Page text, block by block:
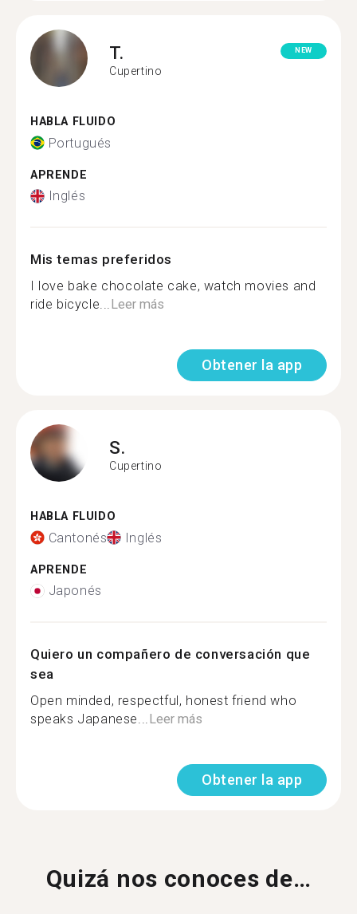
T.
Cupertino
NEW
HABLA FLUIDO
Portugués
APRENDE
Inglés
Mis temas preferidos
I love bake chocolate cake, watch movies and
ride bicycle...Leer más
Obtener la app
S.
Cupertino
HABLA FLUIDO
Cantonés Inglés
APRENDE
Japonés
Quiero un compañero de conversación que
sea
Open minded, respectful, honest friend who
speaks Japanese...Leer más
Obtener la app
Quizá nos conoces de…